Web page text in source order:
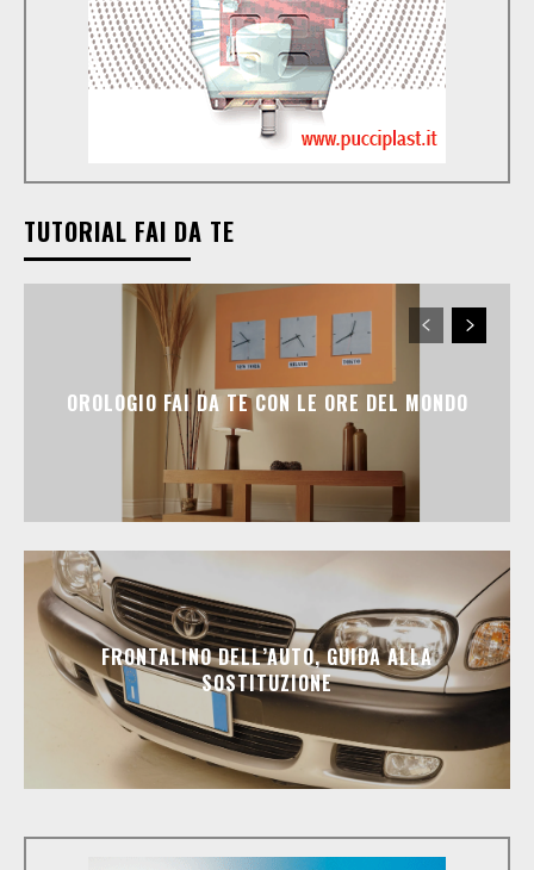
TUTORIAL FAI DA TE
OROLOGIO FAI DA TE CON LE ORE DEL MONDO
FRONTALINO DELL’AUTO, GUIDA ALLA
SOSTITUZIONE